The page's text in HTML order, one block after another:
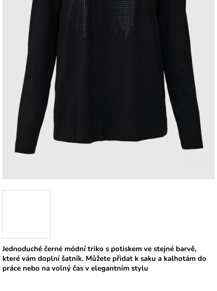
Jednoduché černé módní triko s potiskem ve stejné barvě,
které vám doplní šatník. Můžete přidat k saku a kalhotám do
práce nebo na volný čas v elegantním stylu